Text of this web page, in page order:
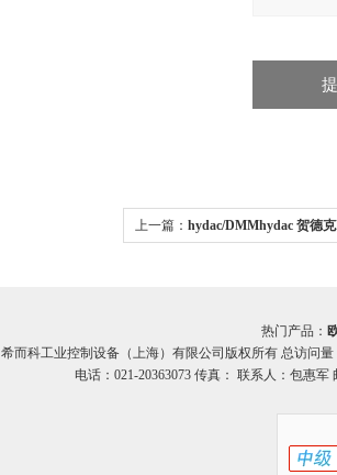
上一篇： hydac/DMMhydac 贺德
热门产品：
希而科工业控制设备（上海）有限公司版权所有 总访问量
电话：021-20363073 传真： 联系人：包惠军